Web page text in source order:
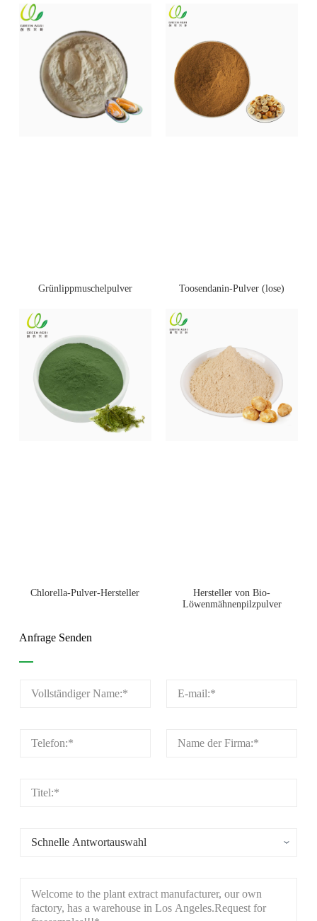
Grünlippmuschelpulver Toosendanin-Pulver (lose)
Chlorella-Pulver-Hersteller
Hersteller von Bio-
Löwenmähnenpilzpulver
Anfrage Senden